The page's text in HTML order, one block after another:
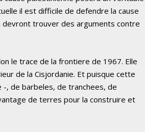
il est difficile de defendre la cause
devront trouver des arguments contre
le trace de la frontiere de 1967. Elle
de la Cisjordanie. Et puisque cette
, de barbeles, de tranchees, de
de terres pour la construire et